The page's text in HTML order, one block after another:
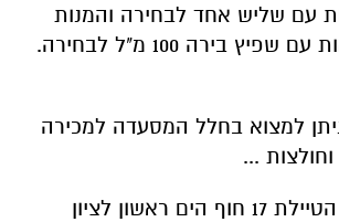
עם שליש אחד לבחירה והמנות
הראשונות יוצאות עם שפיץ בירה 100 מ"ל לבחירה.
למצוא בחלל המסעדה למכירה
...
מסעדת הפפה הטיילת 17 חוף הים ראשון לציון